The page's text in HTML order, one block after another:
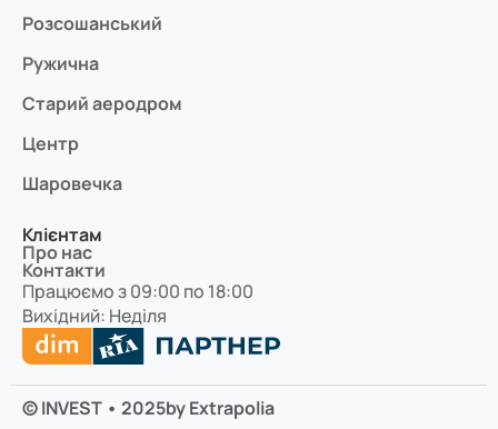
Розсошанський
Ружична
Старий аеродром
Центр
Шаровечка
Клієнтам
Про нас
Контакти
Працюємо з 09:00 по 18:00
Вихідний: Неділя
© INVEST • 2025by Extrapolia